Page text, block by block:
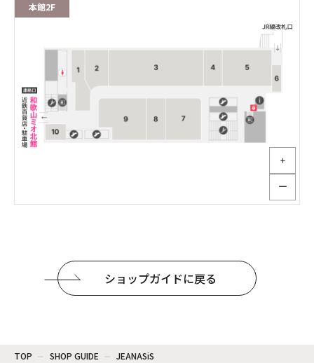
本館2F
＋
ー
ショップガイドに戻る
TOP SHOP GUIDE JEANASiS